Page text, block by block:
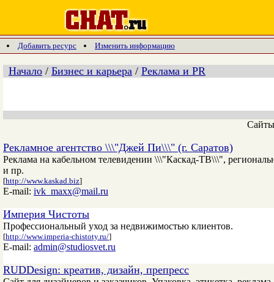
Добавить ресурс Изменить информацию
Начало / Бизнес и карьера / Реклама и PR
Рекламное агентство \\\"Джей Пи\\\" (г. Саратов)
Реклама на кабельном телевидении \\\"Каскад-ТВ\\\",
и пр.
[http://www.kaskad.biz]
E-mail: ivk_maxx@mail.ru
Империя Чистоты
Профессиональный уход за недвижимостью клиентов.
[http://www.imperia-chistoty.ru/]
E-mail: admin@studiosvet.ru
RUDDesign: креатив, дизайн, препресс